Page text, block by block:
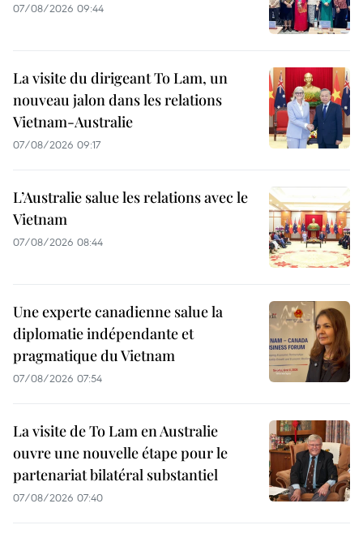
07/08/2026 09:44
La visite du dirigeant To Lam, un
nouveau jalon dans les relations
Vietnam-Australie
07/08/2026 09:17
L’Australie salue les relations avec le
Vietnam
07/08/2026 08:44
Une experte canadienne salue la
diplomatie indépendante et
pragmatique du Vietnam
07/08/2026 07:54
La visite de To Lam en Australie
ouvre une nouvelle étape pour le
partenariat bilatéral substantiel
07/08/2026 07:40